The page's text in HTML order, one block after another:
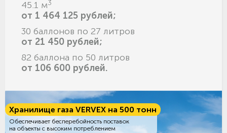
45.1 м3
от 1 464 125 рублей;
30 баллонов по 27 литров
от 21 450 рублей;
82 баллона по 50 литров
от 106 600 рублей.
Хранилище газа VERVEX на 500 тонн
Обеспечивает бесперебойность поставок
на объекты с высоким потреблением